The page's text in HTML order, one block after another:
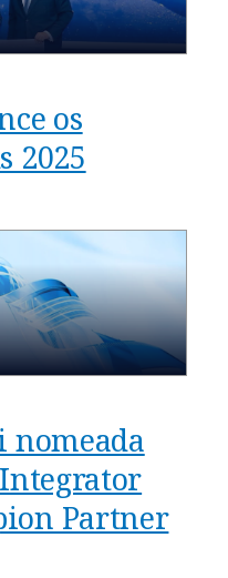
os
2025
nomeada
Partner